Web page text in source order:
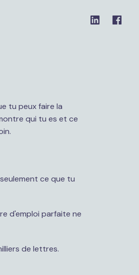
tu peux faire la
qui tu es et ce
ce que tu
d'emploi parfaite ne
de lettres.